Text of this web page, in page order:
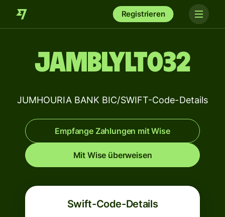
Registrieren
JAMBLYLT032
JUMHOURIA BANK BIC/SWIFT-Code-Details
Empfange Zahlungen mit Wise
Mit Wise überweisen
Swift-Code-Details